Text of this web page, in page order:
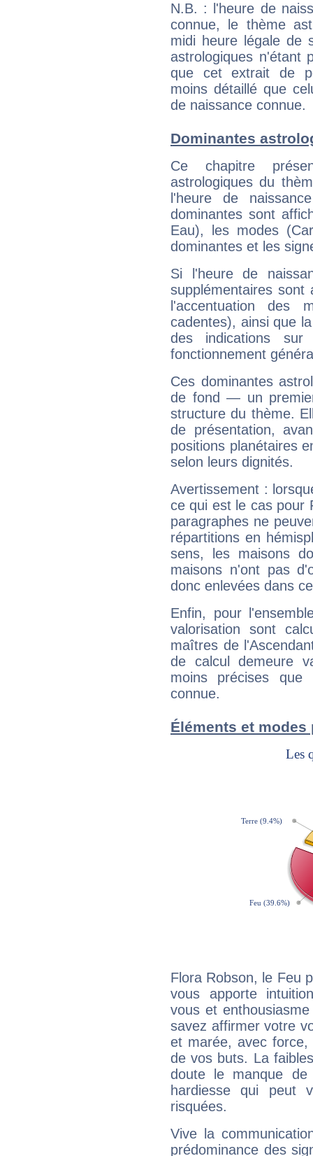
N.B. : l'heure de
connue, le thème
midi heure légale de
astrologiques n'étant
que cet extrait de
moins détaillé que
de naissance connue.
Dominantes
Ce chapitre
astrologiques du
l'heure de
dominantes sont
Eau), les modes
dominantes et les
Si l'heure de
supplémentaires sont
l'accentuation des
cadentes), ainsi que
des indications sur
fonctionnement
Ces dominantes
de fond — un
structure du thème.
de présentation,
positions planétaires
selon leurs dignités.
Avertissement :
ce qui est le cas pour
paragraphes ne
répartitions en
sens, les maisons
maisons n'ont pas
donc enlevées dans
Enfin, pour
valorisation sont
maîtres de
de calcul demeure
moins précises que
connue.
Éléments et
Flora Robson, le Feu
vous apporte
vous et
savez affirmer votre
et marée, avec
de vos buts. La
doute le manque
hardiesse qui peut
risquées.
Vive la
prédominance des